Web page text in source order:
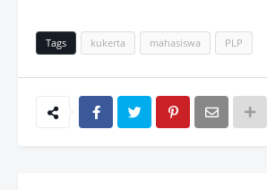
Tags kukerta mahasiswa PLP